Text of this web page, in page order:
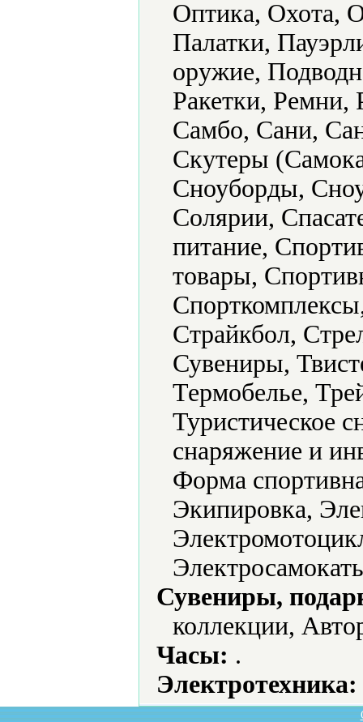
Оптика, Охота,
Палатки,
оружие,
Ракетки, Ремни,
Самбо, Сани,
Скутеры
Сноуборды,
Солярии,
питание,
товары,
Страйкбол,
Сувениры,
Термобелье,
Туристическое
снаряжение и
Форма
Экипировка,
Сувениры,
коллекции,
Часы: .
Электротехника: